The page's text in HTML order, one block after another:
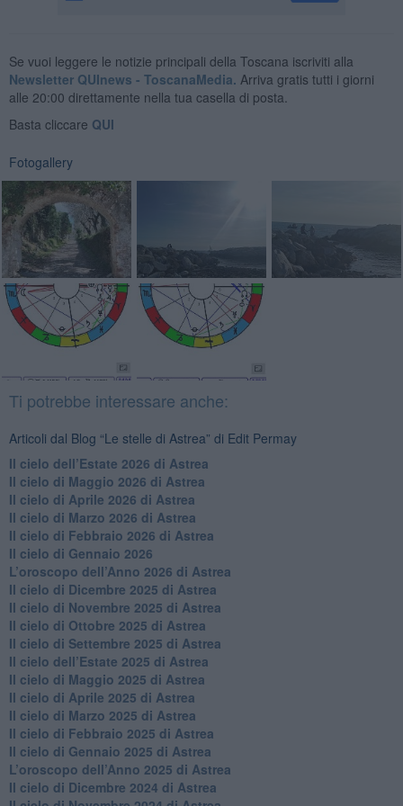
Se vuoi leggere le notizie principali della Toscana iscriviti alla
Newsletter QUInews - ToscanaMedia. Arriva gratis tutti i giorni
alle 20:00 direttamente nella tua casella di posta.
Basta cliccare QUI
Fotogallery
Ti potrebbe interessare anche:
Articoli dal Blog “Le stelle di Astrea” di Edit Permay
​Il cielo dell’Estate 2026 di Astrea
​Il cielo di Maggio 2026 di Astrea
​Il cielo di Aprile 2026 di Astrea
​Il cielo di Marzo 2026 di Astrea
​Il cielo di Febbraio 2026 di Astrea
Il cielo di Gennaio 2026
​L’oroscopo dell’Anno 2026 di Astrea
​Il cielo di Dicembre 2025 di Astrea
​Il cielo di Novembre 2025 di Astrea
​Il cielo di Ottobre 2025 di Astrea
Il cielo di Settembre 2025 di Astrea
Il cielo dell’Estate 2025 di Astrea
​Il cielo di Maggio 2025 di Astrea
​Il cielo di Aprile 2025 di Astrea
Il cielo di Marzo 2025 di Astrea
​Il cielo di Febbraio 2025 di Astrea
Il cielo di Gennaio 2025 di Astrea
​L’oroscopo dell’Anno 2025 di Astrea
​Il cielo di Dicembre 2024 di Astrea